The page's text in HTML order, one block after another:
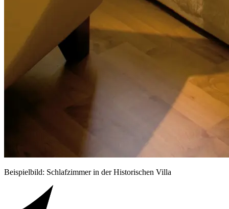
Beispielbild: Schlafzimmer in der Historischen Villa